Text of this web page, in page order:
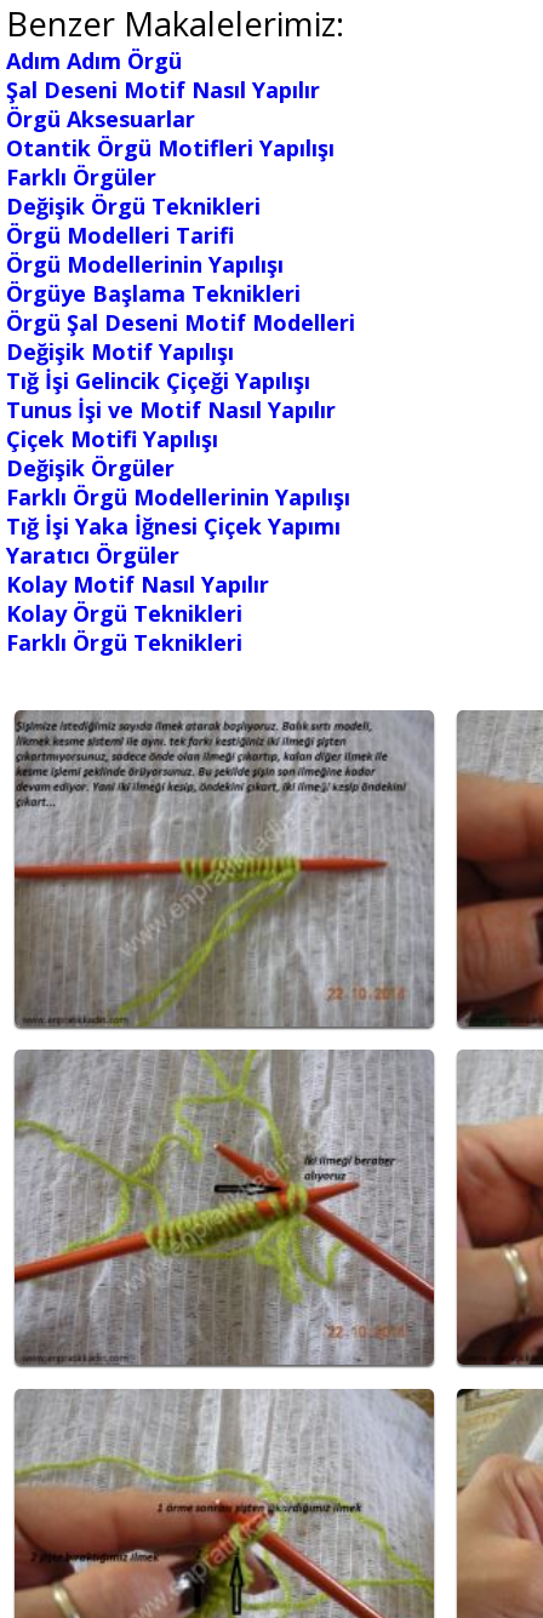
Benzer Makalelerimiz:
Adım Adım Örgü
Şal Deseni Motif Nasıl Yapılır
Örgü Aksesuarlar
Otantik Örgü Motifleri Yapılışı
Farklı Örgüler
Değişik Örgü Teknikleri
Örgü Modelleri Tarifi
Örgü Modellerinin Yapılışı
Örgüye Başlama Teknikleri
Örgü Şal Deseni Motif Modelleri
Değişik Motif Yapılışı
Tığ İşi Gelincik Çiçeği Yapılışı
Tunus İşi ve Motif Nasıl Yapılır
Çiçek Motifi Yapılışı
Değişik Örgüler
Farklı Örgü Modellerinin Yapılışı
Tığ İşi Yaka İğnesi Çiçek Yapımı
Yaratıcı Örgüler
Kolay Motif Nasıl Yapılır
Kolay Örgü Teknikleri
Farklı Örgü Teknikleri